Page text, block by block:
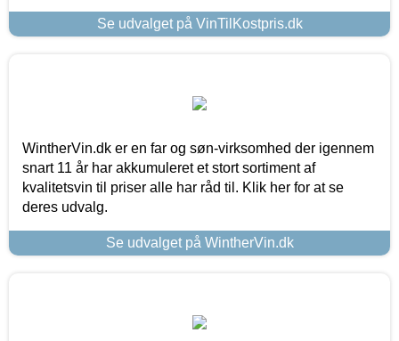
Se udvalget på VinTilKostpris.dk
WintherVin.dk er en far og søn-virksomhed der igennem
snart 11 år har akkumuleret et stort sortiment af
kvalitetsvin til priser alle har råd til. Klik her for at se
deres udvalg.
Se udvalget på WintherVin.dk